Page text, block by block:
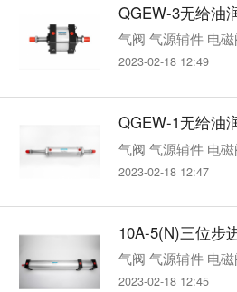
QGEW-3无给油
气阀 气源辅件 电磁
2023-02-18 12:49
QGEW-1无给油
气阀 气源辅件 电磁
2023-02-18 12:47
10A-5(N)三位步
气阀 气源辅件 电磁
2023-02-18 12:45